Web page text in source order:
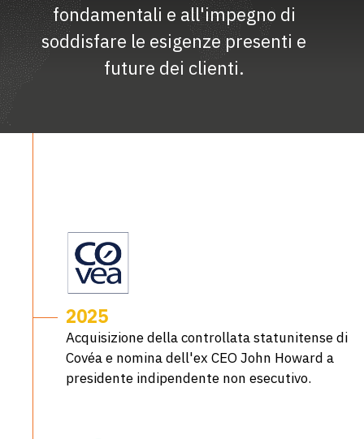
fondamentali e all'impegno di
soddisfare le esigenze presenti e
future dei clienti.
2025
Acquisizione della controllata statunitense di
Covéa e nomina dell'ex CEO John Howard a
presidente indipendente non esecutivo.